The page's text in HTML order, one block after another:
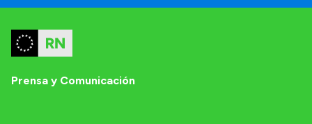
Prensa y Comunicación